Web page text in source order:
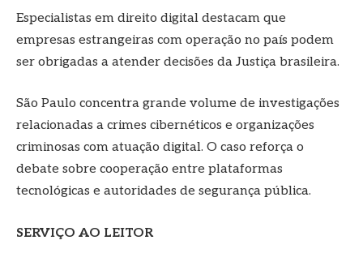
Especialistas em direito digital destacam que
empresas estrangeiras com operação no país podem
ser obrigadas a atender decisões da Justiça brasileira.
São Paulo concentra grande volume de investigações
relacionadas a crimes cibernéticos e organizações
criminosas com atuação digital. O caso reforça o
debate sobre cooperação entre plataformas
tecnológicas e autoridades de segurança pública.
SERVIÇO AO LEITOR